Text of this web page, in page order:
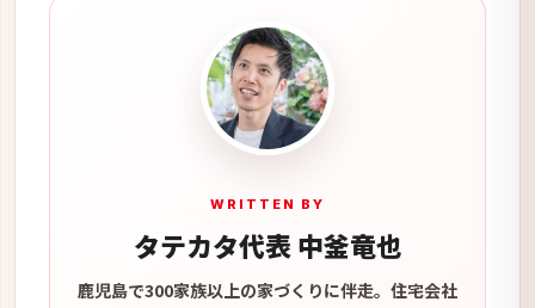
WRITTEN BY
タテカタ代表 中釜竜也
鹿児島で300家族以上の家づくりに伴走。住宅会社